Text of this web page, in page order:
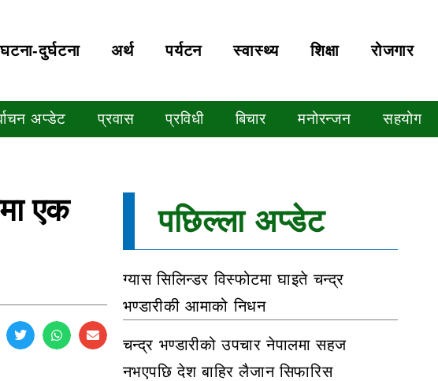
घटना-दुर्घटना अर्थ पर्यटन स्वास्थ्य शिक्षा रोजगार
अप्डेट प्रवास प्रविधी बिचार मनोरन्जन सहयोग
एक
पछिल्ला अप्डेट
ग्यास सिलिन्डर विस्फोटमा घाइते चन्द्र
भण्डारीकी आमाको निधन
चन्द्र भण्डारीको उपचार नेपालमा सहज
नभएपछि देश बाहिर लैजान सिफारिस